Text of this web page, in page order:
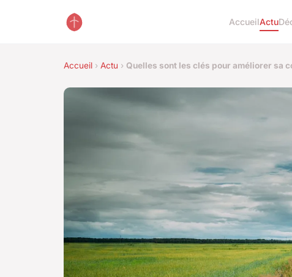
AccueilActu
Accueil › Actu › Quelles sont les clés pour améliorer sa